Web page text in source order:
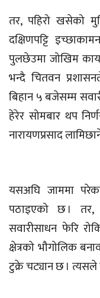
तर, पहिरो खसेको
दक्षिणपट्टि
पुलछेउमा जोखिम
भन्दै चितवन
बिहान ५ बजेसम्म
हेरेर सोमबार थप
नारायणप्रसाद
यसअघि जाममा
पठाइएको छ ।
सवारीसाधन फेरि
क्षेत्रको भौगोलिक
टुक्रे चट्यान छ । त्यसले